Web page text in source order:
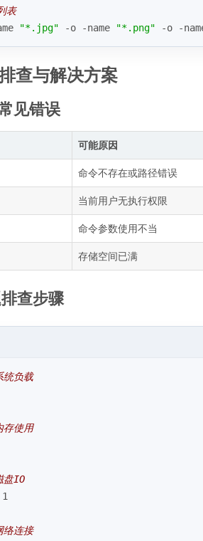
表
"*.jpg" -o -name "*.png" -o -
查与解决方案
见错误
可能原因
命令不存在或路径错误
当前用户无执行权限
命令参数使用不当
存储空间已满
查步骤
负载
使用
IO
连接